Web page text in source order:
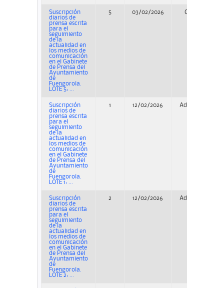
Suscripción
diarios de
prensa escrita
para el
seguimiento
de la
actualidad en
los medios de
comunicación
en el Gabinete
de Prensa del
Ayuntamiento
de
Fuengorola.
LOTE 5: ...
5 03/02/2026 Concurso
Suscripción
diarios de
prensa escrita
para el
seguimiento
de la
actualidad en
los medios de
comunicación
en el Gabinete
de Prensa del
Ayuntamiento
de
Fuengorola.
LOTE 1: ...
1 12/02/2026 Adjudicación
Suscripción
diarios de
prensa escrita
para el
seguimiento
de la
actualidad en
los medios de
comunicación
en el Gabinete
de Prensa del
Ayuntamiento
de
Fuengorola.
LOTE 2: ...
2 12/02/2026 Adjudicación